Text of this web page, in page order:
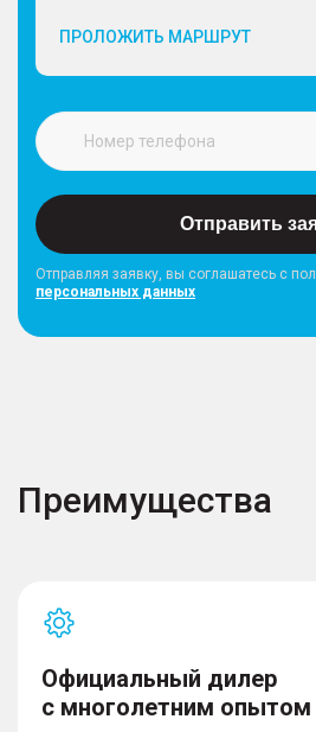
ПРОЛОЖИТЬ МАРШРУТ
Отправить
Отправляя заявку, вы соглашатесь с
персональных данных
Преимущества
Официальный дилер
с многолетним опытом